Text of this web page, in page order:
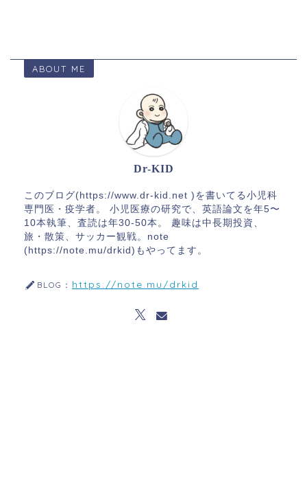
ABOUT ME
Dr-KID
このブログ(https://www.dr-kid.net )を書いてる小児科
専門医・疫学者。 小児医療の研究で、英語論文を年5〜
10本執筆、査読は年30-50本。 趣味は中長期投資、
旅・散策、サッカー観戦。note
(https://note.mu/drkid)もやってます。
BLOG： https://note.mu/drkid